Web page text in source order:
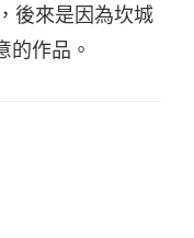
後來是因為坎城
的作品。